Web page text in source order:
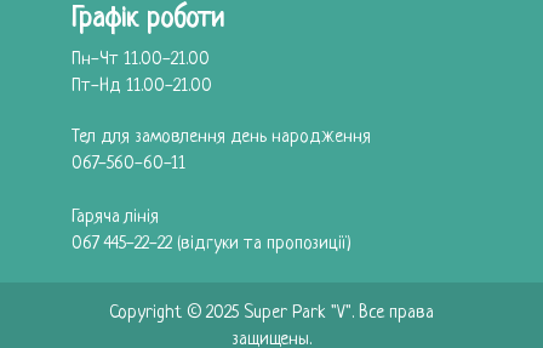
Графік роботи
Пн-Чт 11.00-21.00
Пт-Нд 11.00-21.00
Тел для замовлення день народження
067-560-60-11
Гаряча лiнiя
067 445-22-22 (відгуки та пропозиції)
Copyright © 2025 Super Park "V". Все права
защищены.